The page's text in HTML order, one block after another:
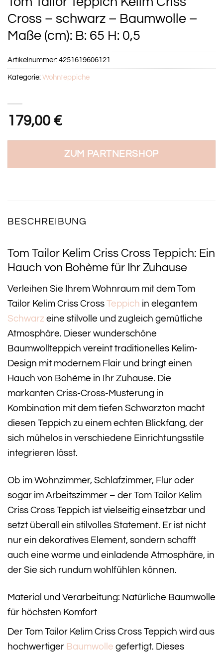
Cross – schwarz – Baumwolle –
Maße (cm): B: 65 H: 0,5
179,00 €
ZUM PARTNERSHOP
Artikelnummer:4251619606121
Kategorie:Wohnteppiche
BESCHREIBUNG
Tom Tailor Kelim Criss Cross Teppich: Ein
Hauch von Bohème für Ihr Zuhause
Verleihen Sie Ihrem Wohnraum mit dem Tom
Tailor Kelim Criss Cross Teppich in elegantem
Schwarz eine stilvolle und zugleich gemütliche
Atmosphäre. Dieser wunderschöne
Baumwollteppich vereint traditionelles Kelim-
Design mit modernem Flair und bringt einen
Hauch von Bohème in Ihr Zuhause. Die
markanten Criss-Cross-Musterung in
Kombination mit dem tiefen Schwarzton macht
diesen Teppich zu einem echten Blickfang, der
sich mühelos in verschiedene Einrichtungsstile
integrieren lässt.
Ob im Wohnzimmer, Schlafzimmer, Flur oder
sogar im Arbeitszimmer – der Tom Tailor Kelim
Criss Cross Teppich ist vielseitig einsetzbar und
setzt überall ein stilvolles Statement. Er ist nicht
nur ein dekoratives Element, sondern schafft
auch eine warme und einladende Atmosphäre, in
der Sie sich rundum wohlfühlen können.
Material und Verarbeitung: Natürliche Baumwolle
für höchsten Komfort
Der Tom Tailor Kelim Criss Cross Teppich wird aus
hochwertiger Baumwolle gefertigt. Dieses